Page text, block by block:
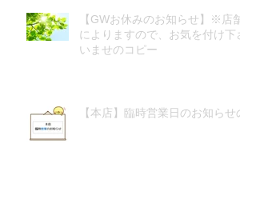
【GWお休みのお知らせ】※店舗
によりますので、お気を付け下さ
いませのコピー
【本店】臨時営業日のお知らせの